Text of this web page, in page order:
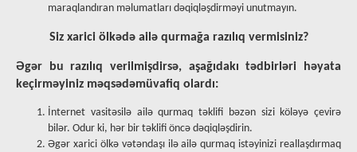
maraqlandıran məlumatları dəqiqləşdirməyi unutmayın.
Siz xarici ölkədə ailə qurmağa razılıq vermisiniz?
Əgər bu razılıq verilmişdirsə, aşağıdakı tədbirləri həyata
keçirməyiniz məqsədəmüvafiq olardı:
İnternet vasitəsilə ailə qurmaq təklifi bəzən sizi köləyə çevirə
bilər. Odur ki, hər bir təklifi öncə dəqiqləşdirin.
Əgər xarici ölkə vətəndaşı ilə ailə qurmaq istəyinizi reallaşdırmaq